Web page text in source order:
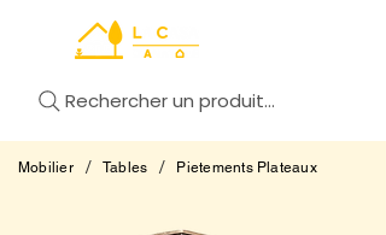
Rechercher un produit...
Mobilier / Tables / Pietements Plateaux